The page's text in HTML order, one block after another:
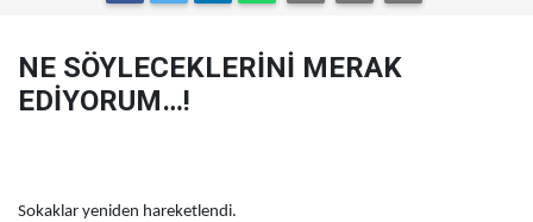
NE SÖYLECEKLERİNİ MERAK
EDİYORUM…!
Sokaklar yeniden hareketlendi.